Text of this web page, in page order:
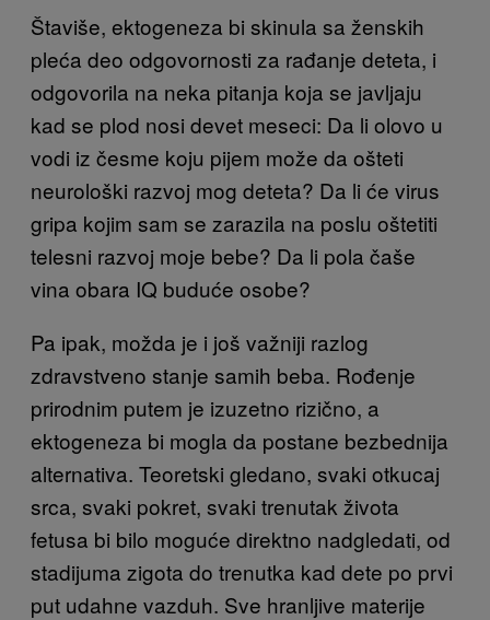
Štaviše, ektogeneza bi skinula sa ženskih
pleća deo odgovornosti za rađanje deteta, i
odgovorila na neka pitanja koja se javljaju
kad se plod nosi devet meseci: Da li olovo u
vodi iz česme koju pijem može da ošteti
neurološki razvoj mog deteta? Da li će virus
gripa kojim sam se zarazila na poslu oštetiti
telesni razvoj moje bebe? Da li pola čaše
vina obara IQ buduće osobe?
Pa ipak, možda je i još važniji razlog
zdravstveno stanje samih beba. Rođenje
prirodnim putem je izuzetno rizično, a
ektogeneza bi mogla da postane bezbednija
alternativa. Teoretski gledano, svaki otkucaj
srca, svaki pokret, svaki trenutak života
fetusa bi bilo moguće direktno nadgledati, od
stadijuma zigota do trenutka kad dete po prvi
put udahne vazduh. Sve hranljive materije